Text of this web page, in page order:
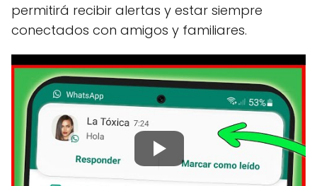
permitirá recibir alertas y estar siempre
conectados con amigos y familiares.